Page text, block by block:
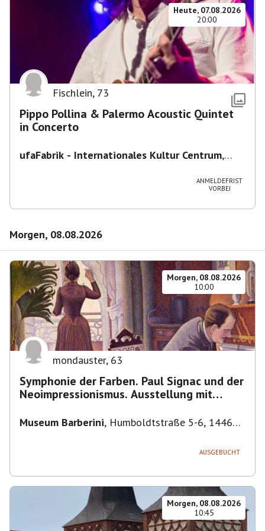
Heute, 07.08.2026
20:00
Fischlein, 73
Pippo Pollina & Palermo Acoustic Quintet
in Concerto
ufaFabrik - Internationales Kultur Centrum,
ANMELDEFRIST
VORBEI
Morgen, 08.08.2026
Morgen, 08.08.2026
10:00
mondauster, 63
Symphonie der Farben. Paul Signac und der
Neoimpressionismus. Ausstellung mit
Museum Barberini, Humboldtstraße 5-6, 14467
AUSGEBUCHT
Morgen, 08.08.2026
10:45